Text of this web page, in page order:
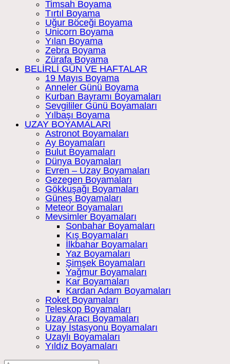
Timsah Boyama
Tırtıl Boyama
Uğur Böceği Boyama
Unicorn Boyama
Yılan Boyama
Zebra Boyama
Zürafa Boyama
BELİRLİ GÜN VE HAFTALAR
19 Mayıs Boyama
Anneler Günü Boyama
Kurban Bayramı Boyamaları
Sevgililer Günü Boyamaları
Yılbaşı Boyama
UZAY BOYAMALARI
Astronot Boyamaları
Ay Boyamaları
Bulut Boyamaları
Dünya Boyamaları
Evren – Uzay Boyamaları
Gezegen Boyamaları
Gökkuşağı Boyamaları
Güneş Boyamaları
Meteor Boyamaları
Mevsimler Boyamaları
Sonbahar Boyamaları
Kış Boyamaları
İlkbahar Boyamaları
Yaz Boyamaları
Şimşek Boyamaları
Yağmur Boyamaları
Kar Boyamaları
Kardan Adam Boyamaları
Roket Boyamaları
Teleskop Boyamaları
Uzay Aracı Boyamaları
Uzay İstasyonu Boyamaları
Uzaylı Boyamaları
Yıldız Boyamaları